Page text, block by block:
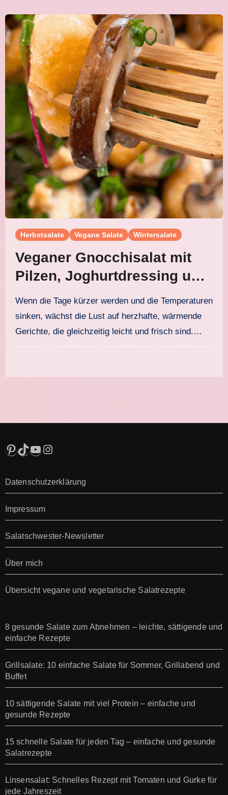
Herbstsalate Vegane Salate Wintersalate
Veganer Gnocchisalat mit
Pilzen, Joghurtdressing und
Walnuss-Topping
Wenn die Tage kürzer werden und die Temperaturen
sinken, wächst die Lust auf herzhafte, wärmende
Gerichte, die gleichzeitig leicht und frisch sind.…
Pinterest
TikTok
YouTube
Instagram
Datenschutzerklärung
Impressum
Salatschwester-Newsletter
Über mich
Übersicht vegane und vegetarische Salatrezepte
8 gesunde Salate zum Abnehmen – leichte, sättigende und
einfache Rezepte
Grillsalate: 10 einfache Salate für Sommer, Grillabend und
Buffet
10 sättigende Salate mit viel Protein – einfache und
gesunde Rezepte
15 schnelle Salate für jeden Tag – einfache und gesunde
Salatrezepte
Linsensalat: Schnelles Rezept mit Tomaten und Gurke für
jede Jahreszeit